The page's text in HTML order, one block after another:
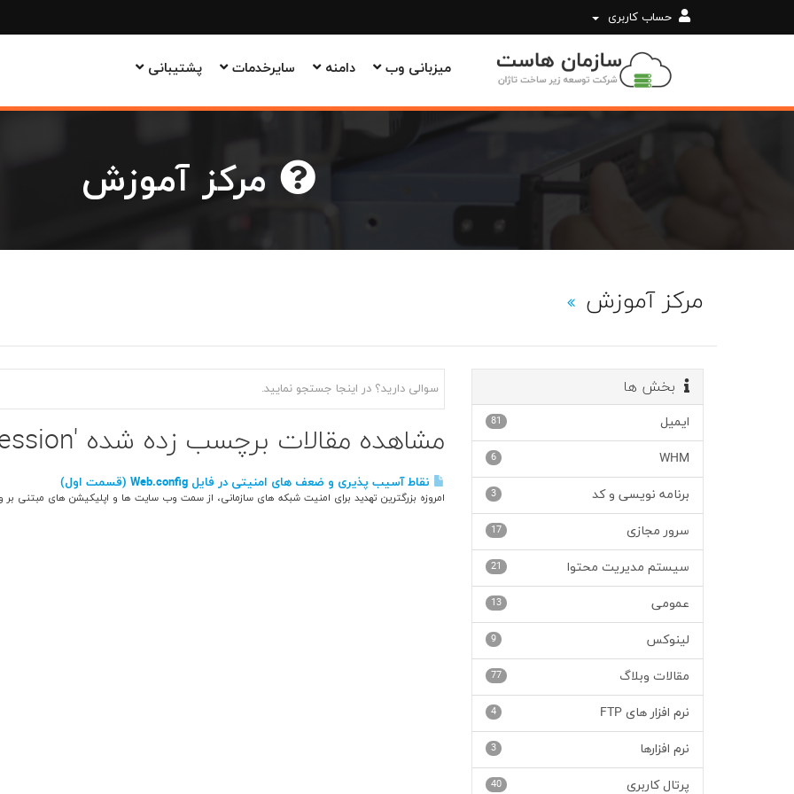
حساب کاربری
پشتیبانی سایرخدمات دامنه میزبانی وب
مرکز آموزش
بخش ها
81 ایمیل
6 WHM
3 برنامه نویسی و کد
17 سرور مجازی
21 سیستم مدیریت محتوا
13 عمومی
9 لینوکس
77 مقالات وبلاگ
4 نرم افزار های FTP
3 نرم افزارها
40 پرتال کاربری
مشاهده مقالات برچسب زده شده 'Session'
نقاط آسیب پذیری و ضعف های امنیتی در فایل Web.config (قسمت اول)
امروزه بزرگترین تهدید برای امنیت شبکه های سازمانی، از سمت وب سایت ها و اپلیکیشن های مبتنی